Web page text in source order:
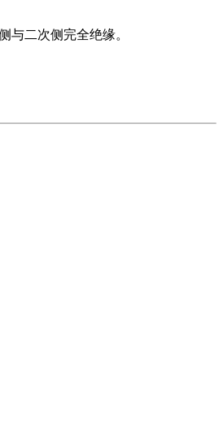
与二次侧完全绝缘。